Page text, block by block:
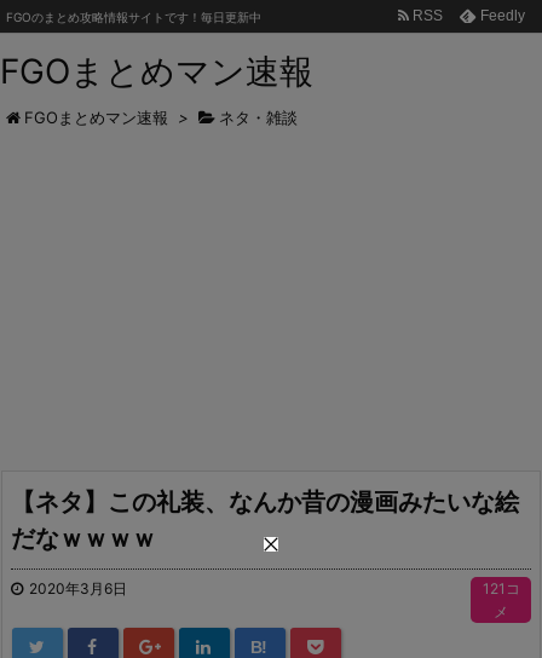
FGOまとめマン速報
FGOのまとめ攻略情報サイトです！毎日更新中 RSS Feedly
FGOまとめマン速報 > ネタ・雑談
【ネタ】この礼装、なんか昔の漫画みたいな絵
だなｗｗｗｗ
2020年3月6日
121コ
メ
B!